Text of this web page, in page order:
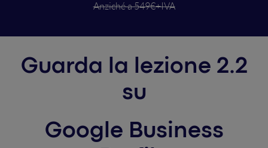
Anziché a 549€+IVA
Guarda la lezione 2.2
su
Google Business